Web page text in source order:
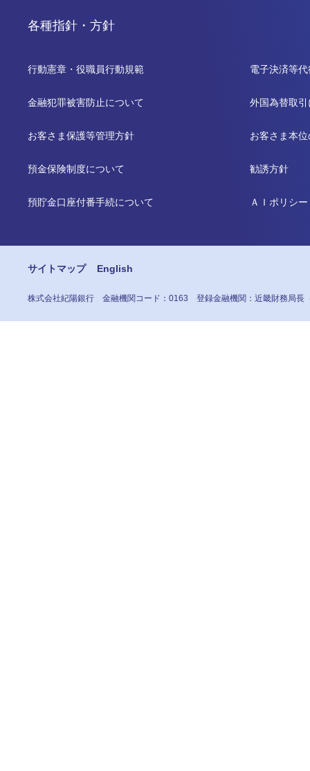
各種指針・方針
行動憲章・役職員行動規範
金融犯罪被害防止について
お客さま保護等管理方針
預金保険制度について
預貯金口座付番手続について
電子決済等
外国為替取
お客さま本
勧誘方針
ＡＩポリシー
サイトマップ English
株式会社紀陽銀行 金融機関コード：0163 登録金融機関：近畿財務局長